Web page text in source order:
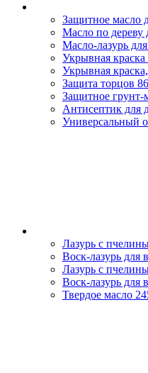
Защитное масло
Масло по дереву
Масло-лазурь
Укрывная краска
Укрывная
Защита торцов
Защитное грунт-
Антисептик для
Универсальный
Лазурь с
Воск-лазурь для
Лазурь с
Воск-лазурь для
Твердое масло